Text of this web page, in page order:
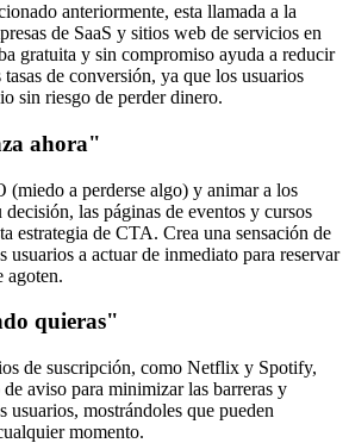
anteriormente, esta llamada a la
de SaaS y sitios web de servicios en
gratuita y sin compromiso ayuda a reducir
de conversión, ya que los usuarios
sin riesgo de perder dinero.
ahora"
(miedo a perderse algo) y animar a los
decisión, las páginas de eventos y cursos
estrategia de CTA. Crea una sensación de
usuarios a actuar de inmediato para reservar
agoten.
quieras"
de suscripción, como Netflix y Spotify,
aviso para minimizar las barreras y
usuarios, mostrándoles que pueden
momento.